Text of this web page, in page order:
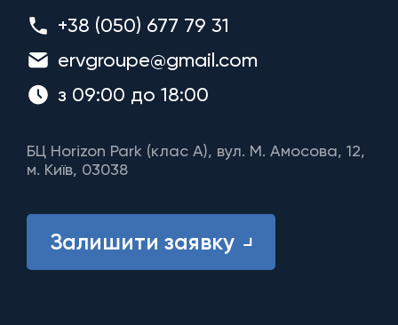
+38 (050) 677 79 31
ervgroupe@gmail.com
з 09:00 до 18:00
БЦ Horizon Park (клас A), вул. М. Амосова, 12,
м. Київ, 03038
Залишити заявку